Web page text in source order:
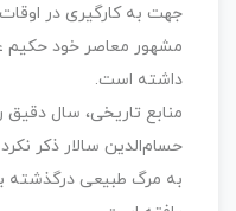
جهت به کارگیری در
مشهور معاصر خود حکیم
داشته است.
منابع تاریخی، سال دقیق
حسام‌الدین سالار ذکر
به مرگ طبیعی درگذشته